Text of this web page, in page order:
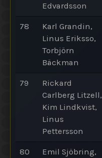
Edvardsson
78
Karl Grandin,
Linus Eriksso,
Torbjörn
Bäckman
79
Rickard
Carlberg Litzell,
Kim Lindkvist,
Linus
Pettersson
80
Emil Sjöbring,